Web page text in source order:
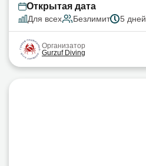
Открытая дата
Для всех Безлимит 5 дней
Организатор
Gurzuf Diving